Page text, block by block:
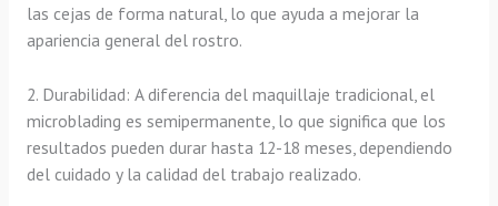
las cejas de forma natural, lo que ayuda a mejorar la
apariencia general del rostro.
2. Durabilidad: A diferencia del maquillaje tradicional, el
microblading es semipermanente, lo que significa que los
resultados pueden durar hasta 12-18 meses, dependiendo
del cuidado y la calidad del trabajo realizado.